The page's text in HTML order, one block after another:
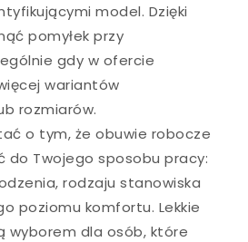
model. Dzięki
pomyłek przy
gdy w ofercie
wariantów
rozmiarów.
o tym, że obuwie robocze
do Twojego sposobu pracy:
rodzaju stanowiska
poziomu komfortu. Lekkie
wyborem dla osób, które